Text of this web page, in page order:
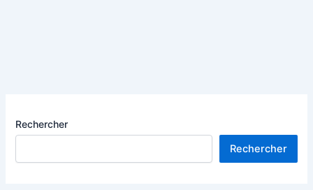
Rechercher
Rechercher